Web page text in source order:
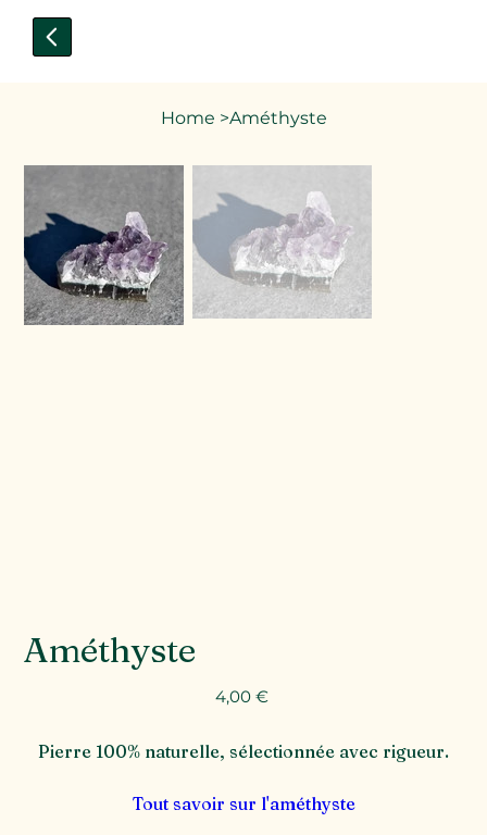
Home >Améthyste
Améthyste
Prix
4,00 €
Pierre 100% naturelle, sélectionnée avec rigueur.
Tout savoir sur l'améthyste